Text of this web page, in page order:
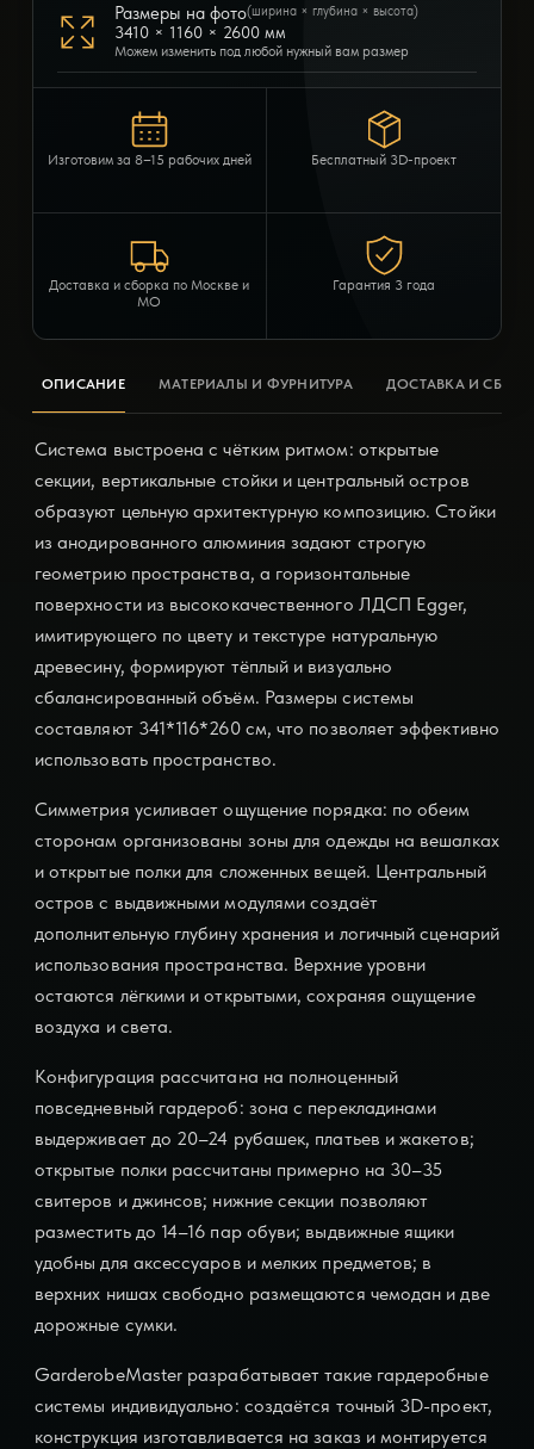
Размеры на фото(ширина × глубина × высота)
3410 × 1160 × 2600 мм
Можем изменить под любой нужный вам размер
Изготовим за 8–15 рабочих дней Бесплатный 3D-проект
Доставка и сборка по Москве и
МО
Гарантия 3 года
ОПИСАНИЕ МАТЕРИАЛЫ И ФУРНИТУРА ДОСТАВКА И
Система выстроена с чётким ритмом: открытые
секции, вертикальные стойки и центральный остров
образуют цельную архитектурную композицию. Стойки
из анодированного алюминия задают строгую
геометрию пространства, а горизонтальные
поверхности из высококачественного ЛДСП Egger,
имитирующего по цвету и текстуре натуральную
древесину, формируют тёплый и визуально
сбалансированный объём. Размеры системы
составляют 341*116*260 см, что позволяет эффективно
использовать пространство.
Симметрия усиливает ощущение порядка: по обеим
сторонам организованы зоны для одежды на вешалках
и открытые полки для сложенных вещей. Центральный
остров с выдвижными модулями создаёт
дополнительную глубину хранения и логичный сценарий
использования пространства. Верхние уровни
остаются лёгкими и открытыми, сохраняя ощущение
воздуха и света.
Конфигурация рассчитана на полноценный
повседневный гардероб: зона с перекладинами
выдерживает до 20–24 рубашек, платьев и жакетов;
открытые полки рассчитаны примерно на 30–35
свитеров и джинсов; нижние секции позволяют
разместить до 14–16 пар обуви; выдвижные ящики
удобны для аксессуаров и мелких предметов; в
верхних нишах свободно размещаются чемодан и две
дорожные сумки.
GarderobeMaster разрабатывает такие гардеробные
системы индивидуально: создаётся точный 3D-проект,
конструкция изготавливается на заказ и монтируется